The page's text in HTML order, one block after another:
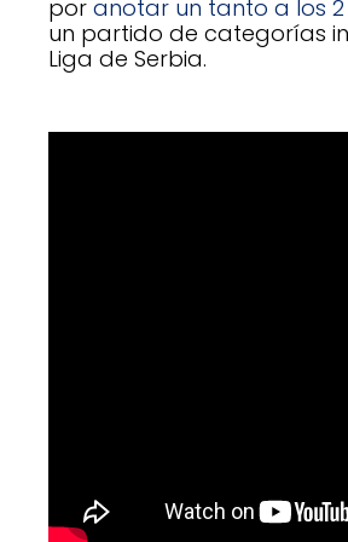
por anotar un tanto a los
un partido de categorías
Liga de Serbia.